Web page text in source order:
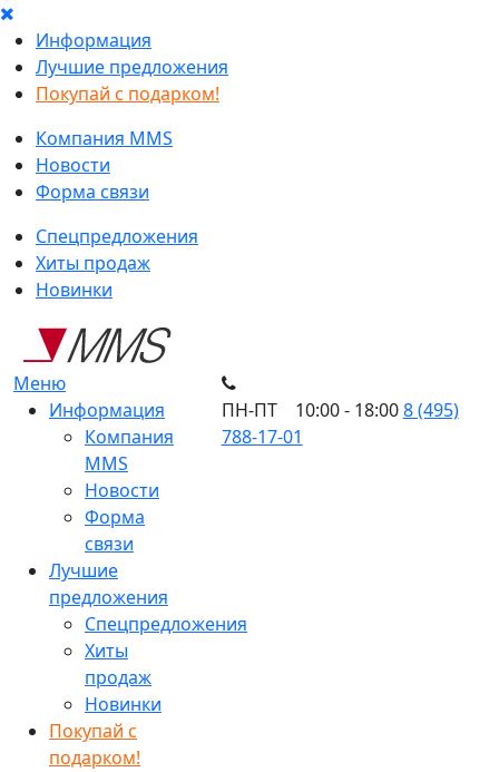
Информация
Лучшие предложения
Покупай с подарком!
Компания MMS
Новости
Форма связи
Спецпредложения
Хиты продаж
Новинки
Меню
Информация
Компания
MMS
Новости
Форма
связи
Лучшие
предложения
Спецпредложения
Хиты
продаж
Новинки
Покупай с
подарком!
ПН-ПТ 10:00 - 18:008 (495)
788-17-01